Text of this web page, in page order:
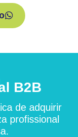
B2B
de adquirir
profissional